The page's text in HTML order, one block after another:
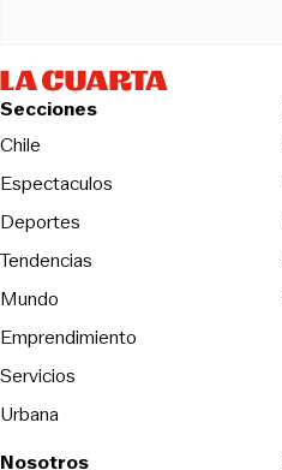
Secciones
Chile
Espectaculos
Deportes
Tendencias
Mundo
Emprendimiento
Servicios
Urbana
Nosotros